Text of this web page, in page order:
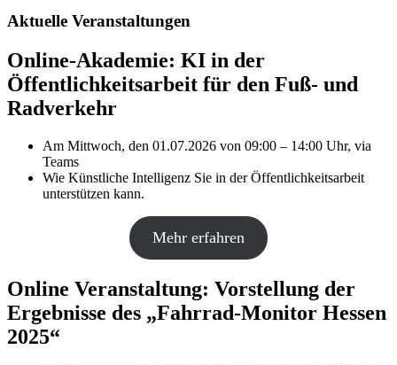
Aktuelle Veranstaltungen
Online-Akademie: KI in der
Öffentlichkeitsarbeit für den Fuß- und
Radverkehr
Am Mittwoch, den 01.07.2026 von 09:00 – 14:00 Uhr, via
Teams
Wie Künstliche Intelligenz Sie in der Öffentlichkeitsarbeit
unterstützen kann.
Mehr erfahren
Online Veranstaltung: Vorstellung der
Ergebnisse des „Fahrrad-Monitor Hessen
2025“